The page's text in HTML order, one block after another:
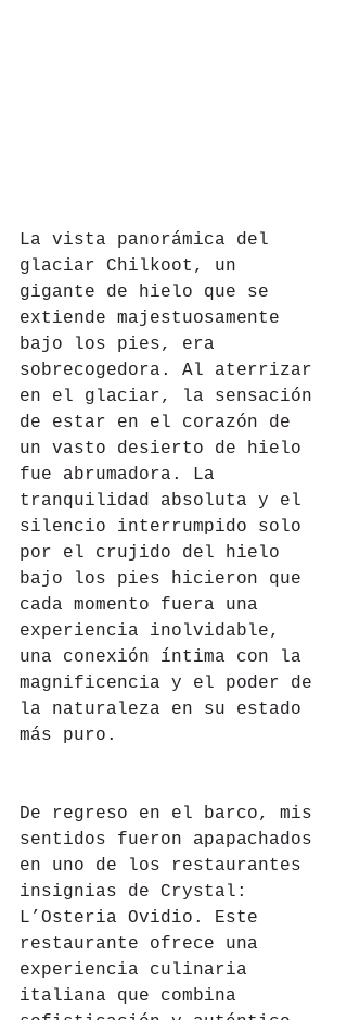
La vista panorámica del
glaciar Chilkoot, un
gigante de hielo que se
extiende majestuosamente
bajo los pies, era
sobrecogedora. Al aterrizar
en el glaciar, la sensación
de estar en el corazón de
un vasto desierto de hielo
fue abrumadora. La
tranquilidad absoluta y el
silencio interrumpido solo
por el crujido del hielo
bajo los pies hicieron que
cada momento fuera una
experiencia inolvidable,
una conexión íntima con la
magnificencia y el poder de
la naturaleza en su estado
más puro.
De regreso en el barco, mis
sentidos fueron apapachados
en uno de los restaurantes
insignias de Crystal:
L’Osteria Ovidio. Este
restaurante ofrece una
experiencia culinaria
italiana que combina